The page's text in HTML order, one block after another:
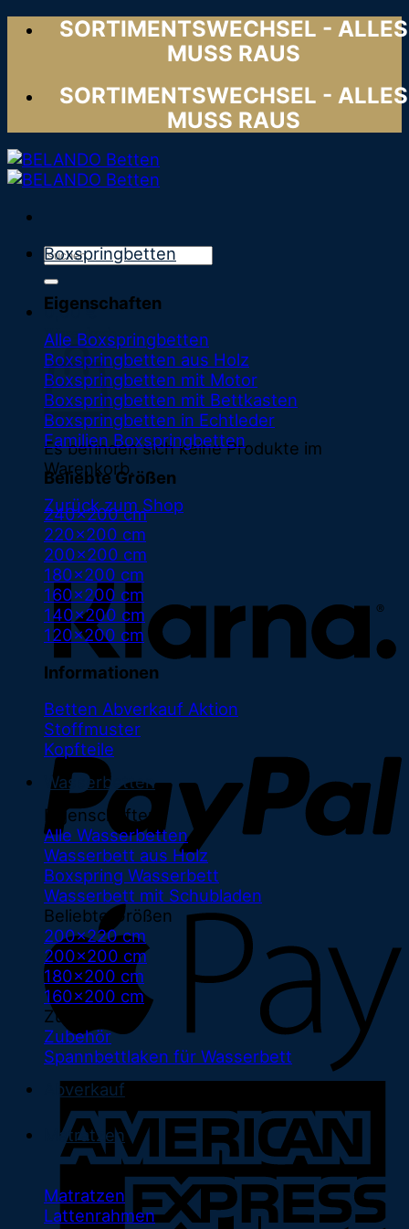
Zum
SORTIMENTSWECHSEL - ALLES
MUSS RAUS
SORTIMENTSWECHSEL - ALLES
MUSS RAUS
Suchen
0,00€
Warenkorb
Es befinden sich keine Produkte im
Warenkorb.
Zurück zum Shop
Boxspringbetten
Eigenschaften
Alle Boxspringbetten
Boxspringbetten aus Holz
Boxspringbetten mit Motor
Boxspringbetten mit Bettkasten
Boxspringbetten in Echtleder
Familien Boxspringbetten
Beliebte Größen
240x200 cm
220x200 cm
200x200 cm
180x200 cm
160x200 cm
140x200 cm
120x200 cm
Informationen
Betten Abverkauf
Stoffmuster
Kopfteile
Wasserbetten
Eigenschaften
Alle Wasserbetten
Wasserbett aus Holz
Boxspring Wasserbett
Wasserbett mit Schubladen
Beliebte Größen
200x220 cm
200x200 cm
180x200 cm
160x200 cm
Zubehör
Zubehör
Spannbettlaken für Wasserbett
Abverkauf
Matratzen
Matratzen
Lattenrahmen